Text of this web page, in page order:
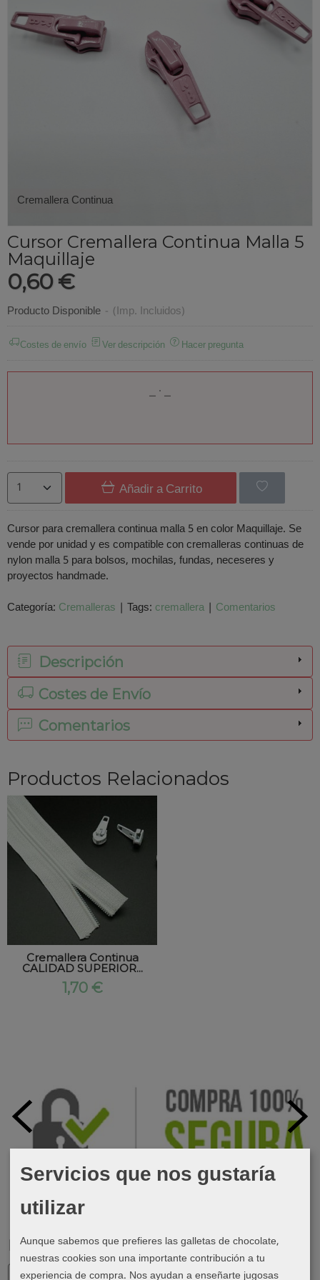
Marcas
Cremallera Continua
Cursor Cremallera Continua Malla 5
Maquillaje
0,60 €
Producto Disponible - (Imp. Incluidos)
Costes de envío Ver descripción Hacer pregunta
Añadir a Carrito
Cursor para cremallera continua malla 5 en color Maquillaje. Se
vende por unidad y es compatible con cremalleras continuas de
nylon malla 5 para bolsos, mochilas, fundas, neceseres y
proyectos handmade.
Categoría: Cremalleras | Tags: cremallera | Comentarios
Descripción
Costes de Envío
Comentarios
Productos Relacionados
Cremallera Continua
CALIDAD SUPERIOR...
1,70 €
Servicios que nos gustaría
utilizar
Aunque sabemos que prefieres las galletas de chocolate,
nuestras cookies son una importante contribución a tu
experiencia de compra. Nos ayudan a enseñarte jugosas